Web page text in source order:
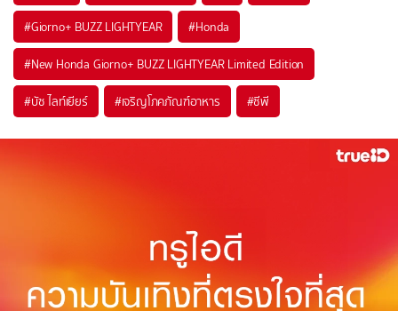
#Giorno+ BUZZ LIGHTYEAR #Honda
#New Honda Giorno+ BUZZ LIGHTYEAR Limited Edition
#บัซ ไลท์เยียร์ #เจริญโภคภัณฑ์อาหาร #ซีพี